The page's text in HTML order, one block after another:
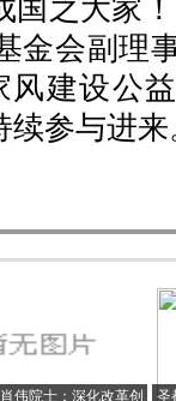
之大家
金会副理
风建设公
参与进来
伟院士：深化改革创 圣